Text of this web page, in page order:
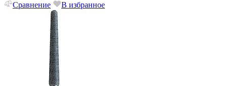
Сравнение
В избранное